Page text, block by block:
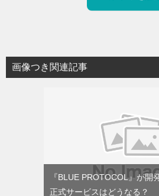
画像つき関連記事
『BLUE PROTOCOL』が開
正式サービスはどうなる？